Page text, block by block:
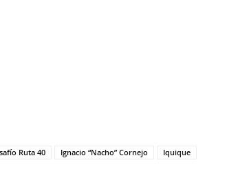
Ruta 40 Ignacio “Nacho” Cornejo Iquique